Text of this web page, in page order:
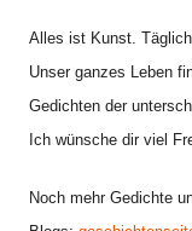
Alles ist Kunst. Täglich.
Unser ganzes Leben
Gedichten der
Ich wünsche dir viel
Noch mehr Gedichte